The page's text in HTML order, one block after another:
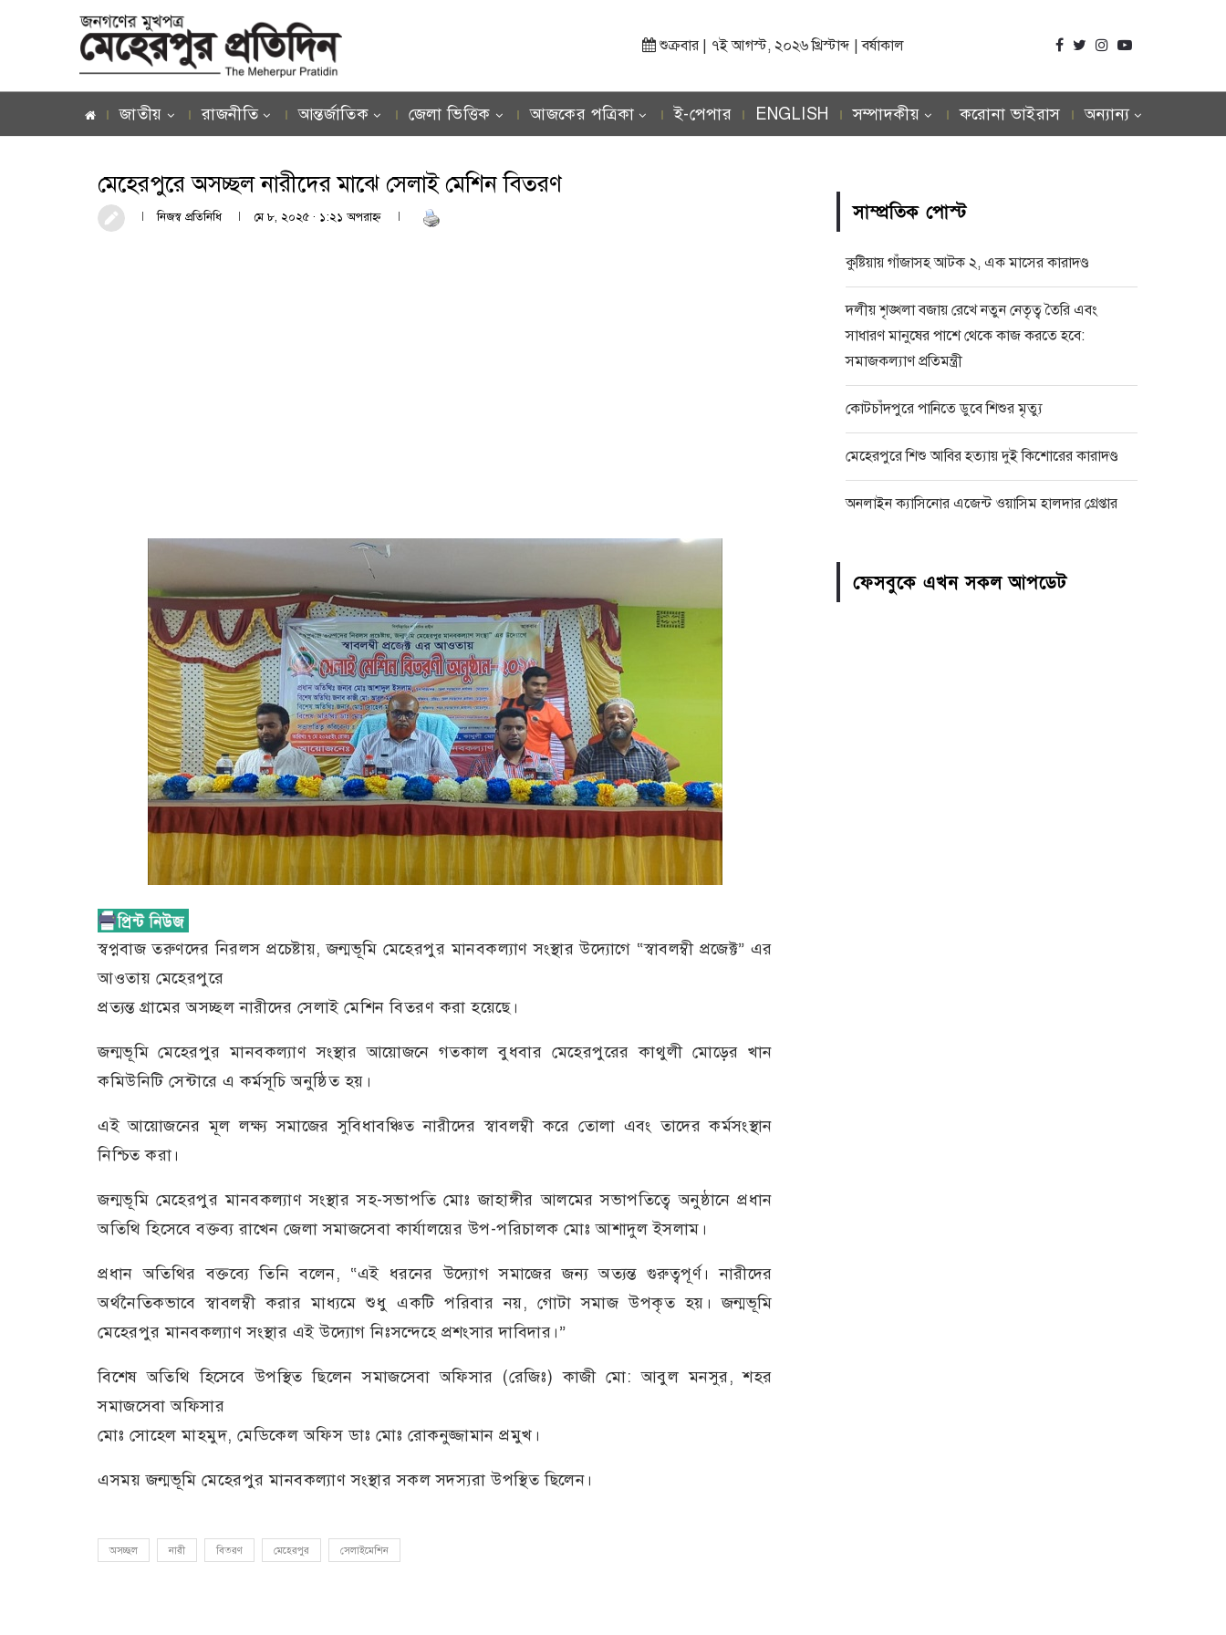
শুক্রবার | ৭ই আগস্ট, ২০২৬ খ্রিস্টাব্দ | বর্ষাকাল
জাতীয় রাজনীতি আন্তর্জাতিক জেলা ভিত্তিক আজকের পত্রিকা ই-পেপার ENGLISH সম্পাদকীয় করোনা ভাইরাস অন্যান্য
মেহেরপুরে অসচ্ছল নারীদের মাঝে সেলাই মেশিন বিতরণ
নিজস্ব প্রতিনিধি মে ৮, ২০২৫ · ১:২১ অপরাহ্ণ
স্বপ্নবাজ তরুণদের নিরলস প্রচেষ্টায়, জন্মভূমি মেহেরপুর মানবকল্যাণ সংস্থার উদ্যোগে “স্বাবলম্বী প্রজেক্ট” এর
আওতায় মেহেরপুরে
প্রত্যন্ত গ্রামের অসচ্ছল নারীদের সেলাই মেশিন বিতরণ করা হয়েছে।
জন্মভূমি মেহেরপুর মানবকল্যাণ সংস্থার আয়োজনে গতকাল বুধবার মেহেরপুরের কাথুলী মোড়ের খান
কমিউনিটি সেন্টারে এ কর্মসূচি অনুষ্ঠিত হয়।
এই আয়োজনের মূল লক্ষ্য সমাজের সুবিধাবঞ্চিত নারীদের স্বাবলম্বী করে তোলা এবং তাদের কর্মসংস্থান
নিশ্চিত করা।
জন্মভূমি মেহেরপুর মানবকল্যাণ সংস্থার সহ-সভাপতি মোঃ জাহাঙ্গীর আলমের সভাপতিত্বে অনুষ্ঠানে প্রধান
অতিথি হিসেবে বক্তব্য রাখেন জেলা সমাজসেবা কার্যালয়ের উপ-পরিচালক মোঃ আশাদুল ইসলাম।
প্রধান অতিথির বক্তব্যে তিনি বলেন, “এই ধরনের উদ্যোগ সমাজের জন্য অত্যন্ত গুরুত্বপূর্ণ। নারীদের
অর্থনৈতিকভাবে স্বাবলম্বী করার মাধ্যমে শুধু একটি পরিবার নয়, গোটা সমাজ উপকৃত হয়। জন্মভূমি
মেহেরপুর মানবকল্যাণ সংস্থার এই উদ্যোগ নিঃসন্দেহে প্রশংসার দাবিদার।”
বিশেষ অতিথি হিসেবে উপস্থিত ছিলেন সমাজসেবা অফিসার (রেজিঃ) কাজী মো: আবুল মনসুর, শহর
সমাজসেবা অফিসার
মোঃ সোহেল মাহমুদ, মেডিকেল অফিস ডাঃ মোঃ রোকনুজ্জামান প্রমুখ।
এসময় জন্মভূমি মেহেরপুর মানবকল্যাণ সংস্থার সকল সদস্যরা উপস্থিত ছিলেন।
অসচ্ছল নারী বিতরণ মেহেরপুর সেলাইমেশিন
সাম্প্রতিক পোস্ট
কুষ্টিয়ায় গাঁজাসহ আটক ২, এক মাসের কারাদণ্ড
দলীয় শৃঙ্খলা বজায় রেখে নতুন নেতৃত্ব তৈরি এবং
সাধারণ মানুষের পাশে থেকে কাজ করতে হবে:
সমাজকল্যাণ প্রতিমন্ত্রী
কোটচাঁদপুরে পানিতে ডুবে শিশুর মৃত্যু
মেহেরপুরে শিশু আবির হত্যায় দুই কিশোরের কারাদণ্ড
অনলাইন ক্যাসিনোর এজেন্ট ওয়াসিম হালদার গ্রেপ্তার
ফেসবুকে এখন সকল আপডেট